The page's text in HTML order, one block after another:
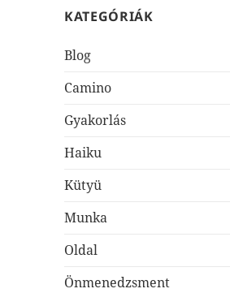
KATEGÓRIÁK
Blog
Camino
Gyakorlás
Haiku
Kütyü
Munka
Oldal
Önmenedzsment